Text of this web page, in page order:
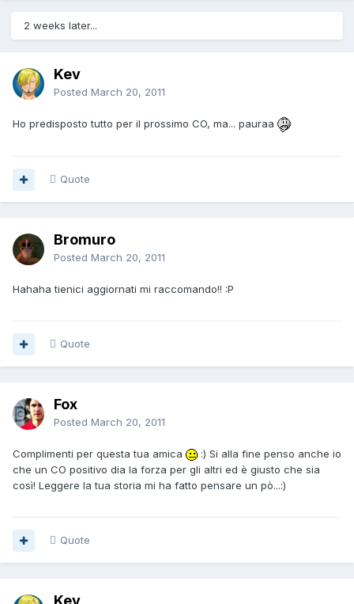
2 weeks later...
Kev
Posted March 20, 2011
Ho predisposto tutto per il prossimo CO, ma... pauraa
Quote
Bromuro
Posted March 20, 2011
Hahaha tienici aggiornati mi raccomando!! :P
Quote
Fox
Posted March 20, 2011
Complimenti per questa tua amica
:) Si alla fine penso anche io
che un CO positivo dia la forza per gli altri ed è giusto che sia
così! Leggere la tua storia mi ha fatto pensare un pò...:)
Quote